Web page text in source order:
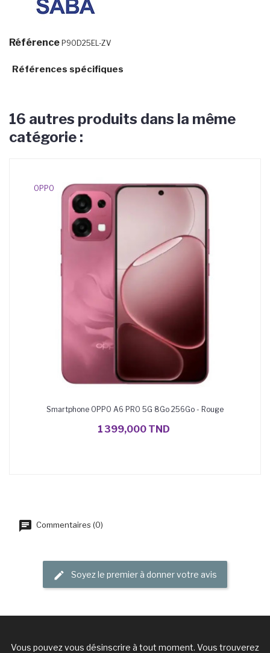
Référence P90D25EL-ZV
Références spécifiques
16 autres produits dans la même
catégorie :
OPPO
Smartphone OPPO A6 PRO 5G 8Go 256Go - Rouge
1 399,000 TND
Commentaires (0)
Soyez le premier à donner votre avis
Vous pouvez vous désinscrire à tout moment. Vous trouverez